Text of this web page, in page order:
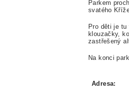
Parkem
svatého
Pro děti je
klouzačky,
zastřešený
Na konci
Adresa: